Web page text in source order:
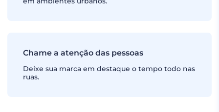
Chame a atenção das pessoas
Deixe sua marca em destaque o tempo todo nas
ruas.